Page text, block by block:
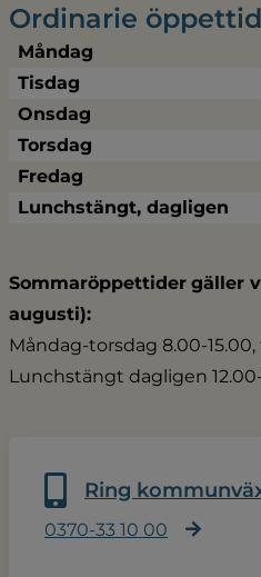
Ordinarie
Måndag
Tisdag
Onsdag
Torsdag
Fredag
Lunchstängt, dagligen
Sommaröppettider gäller
augusti):
Måndag-torsdag 8.00-15.00,
Lunchstängt dagligen
Ring
0370-33 10 00